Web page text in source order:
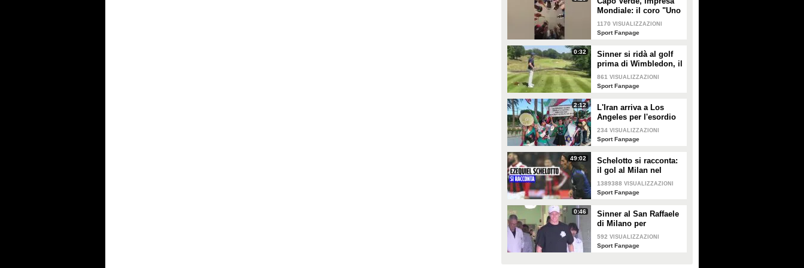
Mondiale: il coro "Uno
per cento" celebra una
qualificazione storica
1170 VISUALIZZAZIONI
Sport Fanpage
0:32
Sinner si ridà al golf
prima di Wimbledon, il
risultato è esilarante
861 VISUALIZZAZIONI
Sport Fanpage
2:12
L'Iran arriva a Los
Angeles per l'esordio
ai Mondiali 2026 tra
misure di sicurezza e
234 VISUALIZZAZIONI
Sport Fanpage
49:02
Schelotto si racconta:
il gol al Milan nel
derby, gli scherzi di
Cassano, le genialate
1389388 VISUALIZZAZIONI
Sport Fanpage
0:46
Sinner al San Raffaele
di Milano per
accertamenti dopo il
malore al Roland
592 VISUALIZZAZIONI
Sport Fanpage